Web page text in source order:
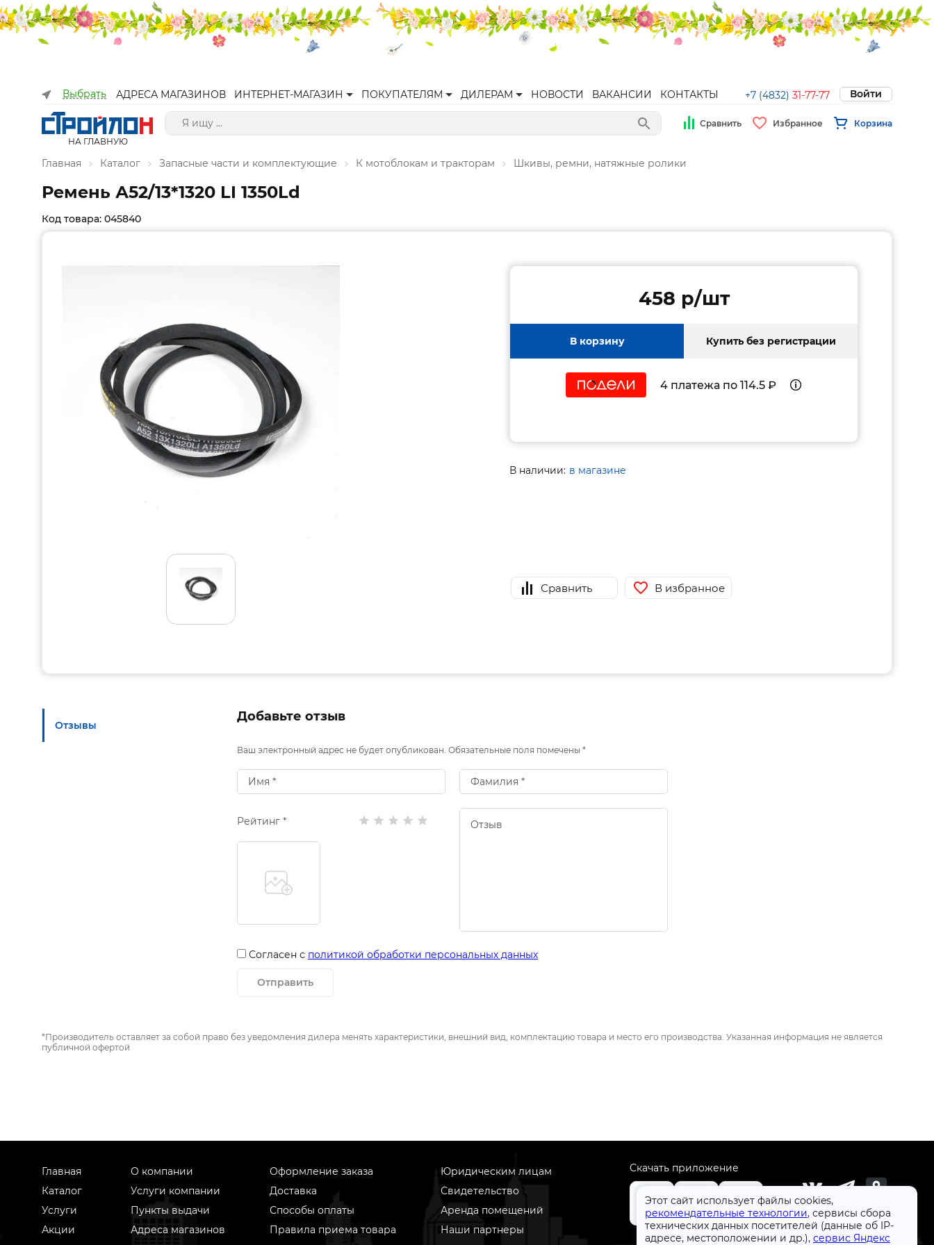
Выбрать АДРЕСА МАГАЗИНОВ ИНТЕРНЕТ-МАГАЗИН ПОКУПАТЕЛЯМ ДИЛЕРАМ НОВОСТИ ВАКАНСИИ КОНТАКТЫ +7 (4832) 31-77-77 Войти
НА ГЛАВНУЮ
Сравнить Избранное Корзина
Главная Каталог Запасные части и комплектующие К мотоблокам и тракторам Шкивы, ремни, натяжные ролики
Этот сайт использует файлы cookies,
рекомендательные технологии, сервисы сбора
технических данных посетителей (данные об IP-
адресе, местоположении и др.), сервис Яндекс
Ремень А52/13*1320 LI 1350Ld
Код товара: 045840
458 p/шт
В корзину Купить без регистрации
4 платежа по 114.5 ₽
В наличии: в магазине
Сравнить В избранное
Отзывы
Добавьте отзыв
Ваш электронный адрес не будет опубликован. Обязательные поля помечены *
Рейтинг *
Согласен с политикой обработки персональных данных
Отправить
*Производитель оставляет за собой право без уведомления дилера менять характеристики, внешний вид, комплектацию товара и место его производства. Указанная информация не является
публичной офертой
Главная
Каталог
Услуги
Акции
О компании
Услуги компании
Пункты выдачи
Адреса магазинов
Оформление заказа
Доставка
Способы оплаты
Правила приема товара
Юридическим лицам
Свидетельство
Аренда помещений
Наши партнеры
Скачать приложение
+7 (4832) 31-77-77